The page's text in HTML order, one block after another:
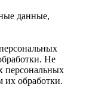
данные,
Не
персональных
обработки.